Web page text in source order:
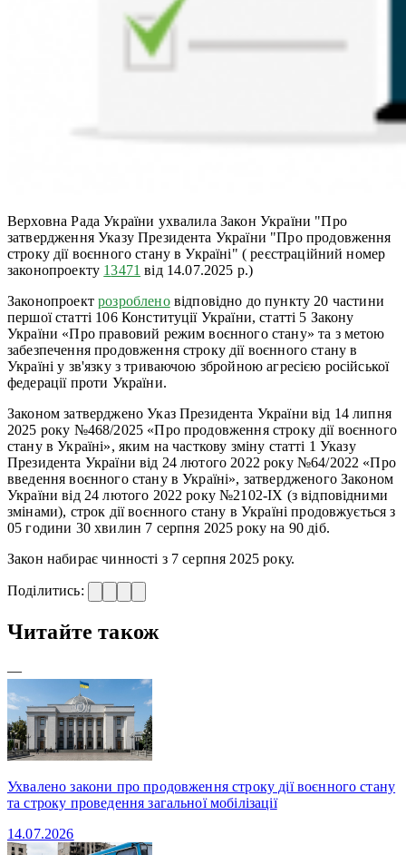
Верховна Рада України ухвалила Закон України "Про
затвердження Указу Президента України "Про продовження
строку дії воєнного стану в Україні" ( реєстраційний номер
законопроекту 13471 від 14.07.2025 р.)
Законопроектрозробленовідповідно до пункту 20 частини
першої статті 106 Конституції України, статті 5 Закону
України «Про правовий режим воєнного стану» та з метою
забезпечення продовження строку дії воєнного стану в
Україні у зв'язку з триваючою збройною агресією російської
федерації проти України.
Законом затверджено Указ Президента України від 14 липня
2025 року №468/2025 «Про продовження строку дії воєнного
стану в Україні», яким на часткову зміну статті 1 Указу
Президента України від 24 лютого 2022 року №64/2022 «Про
введення воєнного стану в Україні», затвердженого Законом
України від 24 лютого 2022 року №2102-ІХ (з відповідними
змінами), строк дії воєнного стану в Україні продовжується з
05 години 30 хвилин 7 серпня 2025 року на 90 діб.
Закон набирає чинності з 7 серпня 2025 року.
Поділитись:
Читайте також
—
Ухвалено закони про продовження строку дії воєнного стану
та строку проведення загальної мобілізації
14.07.2026